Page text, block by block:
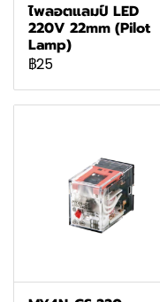
ไพลอตแลมป์ LED
220V 22mm (Pilot
Lamp)
฿25